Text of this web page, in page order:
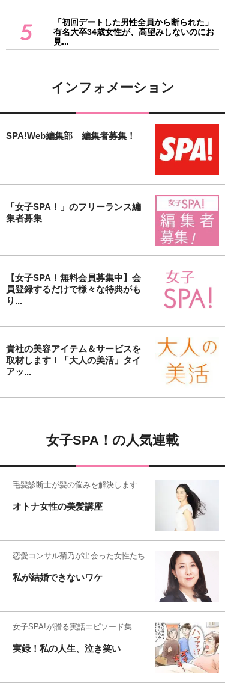
5
「初回デートした男性全員から断られた」
有名大卒34歳女性が、高望みしないのにお
見...
インフォメーション
SPA!Web編集部 編集者募集！
「女子SPA！」のフリーランス編
集者募集
【女子SPA！無料会員募集中】会
員登録するだけで様々な特典がも
り...
貴社の美容アイテム＆サービスを
取材します！「大人の美活」タイ
アッ...
女子SPA！の人気連載
毛髪診断士が髪の悩みを解決します
オトナ女性の美髪講座
恋愛コンサル菊乃が出会った女性たち
私が結婚できないワケ
女子SPA!が贈る実話エピソード集
実録！私の人生、泣き笑い